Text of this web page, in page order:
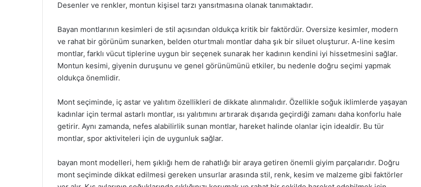
Desenler ve renkler, montun kişisel tarzı yansıtmasına olanak tanımaktadır.
Bayan montlarının kesimleri de stil açısından oldukça kritik bir faktördür. Oversize kesimler, modern
ve rahat bir görünüm sunarken, belden oturtmalı montlar daha şık bir siluet oluşturur. A-line kesim
montlar, farklı vücut tiplerine uygun bir seçenek sunarak her kadının kendini iyi hissetmesini sağlar.
Montun kesimi, giyenin duruşunu ve genel görünümünü etkiler, bu nedenle doğru seçimi yapmak
oldukça önemlidir.
Mont seçiminde, iç astar ve yalıtım özellikleri de dikkate alınmalıdır. Özellikle soğuk iklimlerde yaşayan
kadınlar için termal astarlı montlar, ısı yalıtımını artırarak dışarıda geçirdiği zamanı daha konforlu hale
getirir. Aynı zamanda, nefes alabilirlik sunan montlar, hareket halinde olanlar için idealdir. Bu tür
montlar, spor aktiviteleri için de uygunluk sağlar.
bayan mont modelleri, hem şıklığı hem de rahatlığı bir araya getiren önemli giyim parçalarıdır. Doğru
mont seçiminde dikkat edilmesi gereken unsurlar arasında stil, renk, kesim ve malzeme gibi faktörler